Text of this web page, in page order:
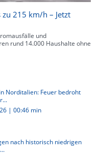
215 km/h – Jetzt
und
rund 14.000 Haushalte ohne
Norditalien: Feuer bedroht
| 00:46 min
nach historisch niedrigen